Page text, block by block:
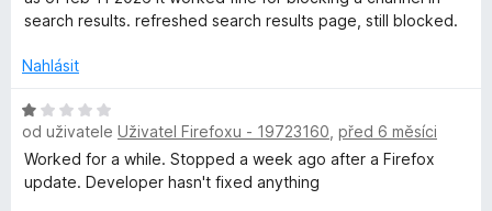
c
n
:
5
z
5
d
o
e
n
:
search results. refreshed search results page, still blocked.
Nahlásit
H
o
d
n
od uživatele Uživatel Firefoxu - 19723160 před 6 měsíci
Worked for a while. Stopped a week ago after a Firefox
update. Developer hasn't fixed anything